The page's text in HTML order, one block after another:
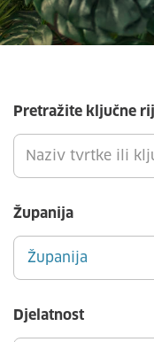
Pretražite ključne
Županija
Županija
Djelatnost